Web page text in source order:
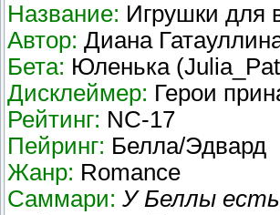
Название: Игрушки для
Автор: Диана
Бета: Юленька
Дисклеймер: Герои
Рейтинг: NC-17
Пейринг: Белла/Эдвард
Жанр: Romance
Саммари: У Беллы есть